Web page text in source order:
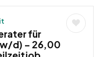
für
d) – 26,00